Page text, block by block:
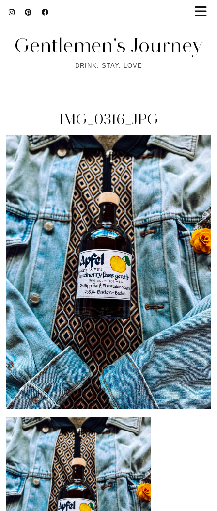
Gentlemen's Journey
DRINK. STAY. LOVE
IMG_0316_JPG